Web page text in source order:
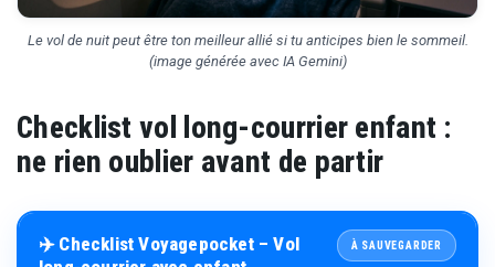
Le vol de nuit peut être ton meilleur allié si tu anticipes bien le sommeil.
(image générée avec IA Gemini)
Checklist vol long-courrier enfant :
ne rien oublier avant de partir
✈️ Checklist Voyagepocket – Vol
À SAUVEGARDER